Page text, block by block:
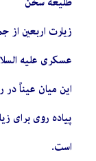
زيارت اربعين
عسكرى عليه
این میان عیناً در
پیاده روی برای
است.